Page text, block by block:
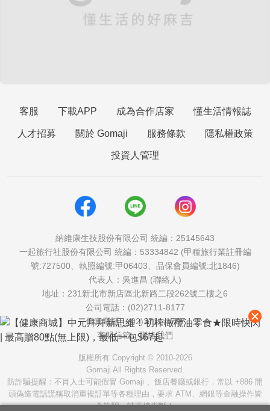
客服 下載APP 成為合作店家 懂生活情報誌
人才招募 關於 Gomaji 服務條款 隱私權政策
投資人管理
納維康生技股份有限公司 統編：25145643
一起旅行社股份有限公司 統編：53334842 (甲種旅行業註冊編
號:727500、執照編號:甲06403、品保會員編號:北1846)
代表人：吳進昌 (聯絡人)
地址：231新北市新店區北新路二段262號二樓之6
公司電話：(02)2711-8177
傳真電話：(02)2711-1757
客服信箱：聯絡我們
版權所有 Copyright © 2010-2026
Gomaji All Rights Reserved.
防詐騙提醒：不肖人士可能假冒 Gomaji 、飯店餐廳或銀行，常以 +886 開
頭偽造電話謊稱取消重複訂單等各種理由，要求 ATM、網銀等金融操作皆
為詐騙，請直接掛斷！